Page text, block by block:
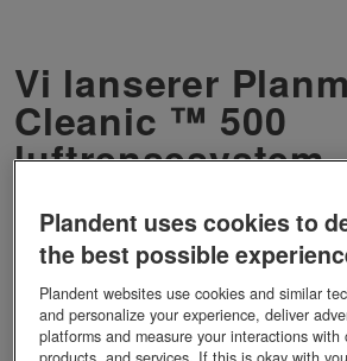
Vi lanserer
Cleanic ™ 500
luftrensesystem
I følge en nylig studie* kan
risikoen for overføring av COVID-
det genereres store mengder
under tannbehandlinger,
Plandent uses cookies to
the best possible
Plandent websites use cookies and similar
and personalize your experience, deliver
platforms and measure your interactions with